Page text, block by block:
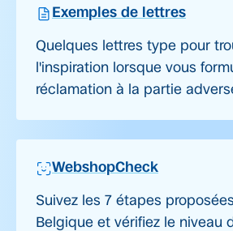
Exemples de lettres
Quelques lettres type pour
l'inspiration lorsque vous
réclamation à la partie
WebshopCheck
Suivez les 7 étapes
Belgique et vérifiez le niveau